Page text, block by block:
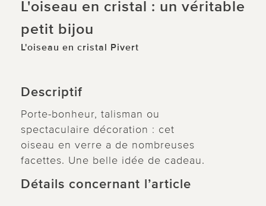
L'oiseau en cristal : un véritable
petit bijou
L'oiseau en cristal Pivert
Descriptif
Porte-bonheur, talisman ou
spectaculaire décoration : cet
oiseau en verre a de nombreuses
facettes. Une belle idée de cadeau.
Détails concernant l’article